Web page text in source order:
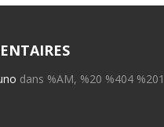
dans %AM, %20 %404